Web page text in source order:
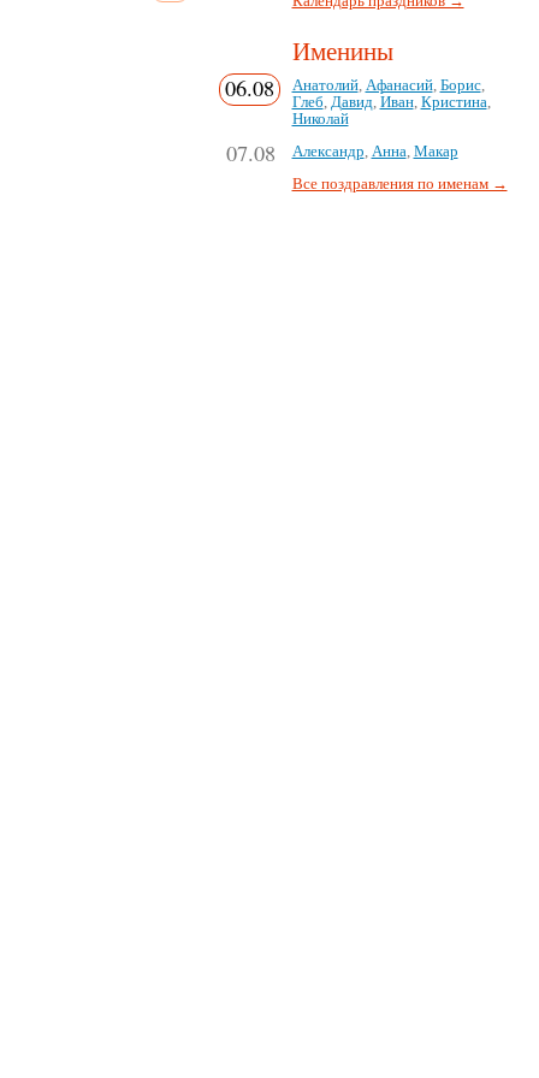
Именины
06.08 Анатолий, Афанасий, Борис,
Глеб, Давид, Иван, Кристина,
Николай
07.08 Александр, Анна, Макар
Все поздравления по именам →